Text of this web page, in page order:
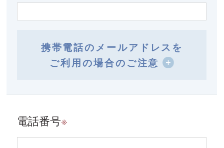
携帯電話のメールアドレスを
ご利用の場合のご注意
電話番号※